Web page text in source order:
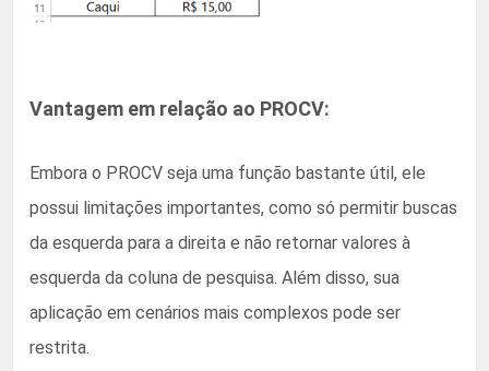
Vantagem em relação ao PROCV:
Embora o PROCV seja uma função bastante útil, ele
possui limitações importantes, como só permitir buscas
da esquerda para a direita e não retornar valores à
esquerda da coluna de pesquisa. Além disso, sua
aplicação em cenários mais complexos pode ser
restrita.